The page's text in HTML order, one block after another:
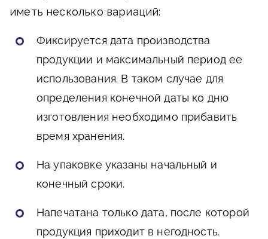
иметь несколько вариаций:
Фиксируется дата производства
продукции и максимальный период ее
использования. В таком случае для
определения конечной даты ко дню
изготовления необходимо прибавить
время хранения.
На упаковке указаны начальный и
конечный сроки.
Напечатана только дата, после которой
продукция приходит в негодность.